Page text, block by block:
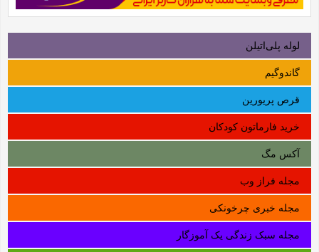
لوله‌ پلی‌اتیلن
گاندوگیم
قرص پریورین
خرید فارماتون کودکان
آکس مگ
مجله فراز وب
مجله خبری چرخونکی
مجله سبک زندگی یک آموزگار